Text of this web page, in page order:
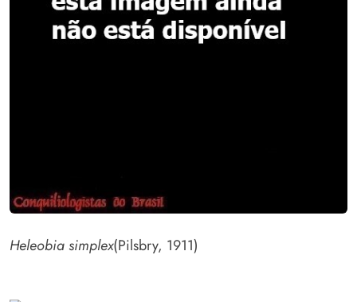
Heleobia simplex(Pilsbry, 1911)